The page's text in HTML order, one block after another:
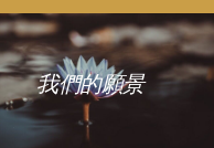
我們的願景